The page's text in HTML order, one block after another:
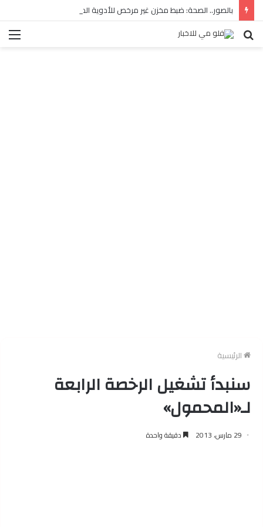
بالصور.. الصحة: ضبط مخزن غير مرخص للأدوية المهربة بالبساتين
بحث
الرئيسية
سنبدأ تشغيل الرخصة الرابعة
لـ«المحمول»
29 مارس، 2013 دقيقة واحدة